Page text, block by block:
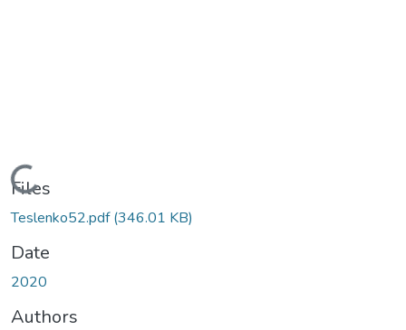
Loading...
Files
Teslenko52.pdf(346.01 KB)
Date
2020
Authors